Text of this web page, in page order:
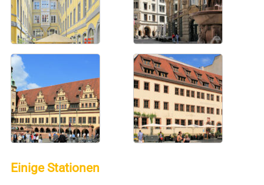
Einige Stationen